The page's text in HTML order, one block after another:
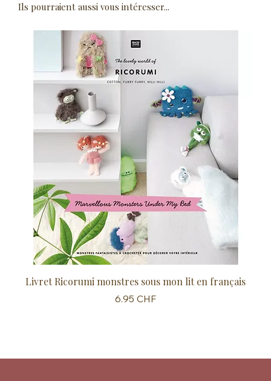
Ils pourraient aussi vous intéresser...
Livret Ricorumi monstres sous mon lit en français
Prix
6.95 CHF